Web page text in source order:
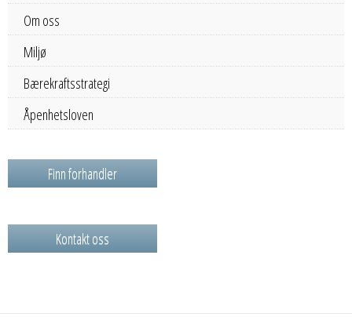
Om oss
Miljø
Bærekraftsstrategi
Åpenhetsloven
Finn forhandler
Kontakt oss